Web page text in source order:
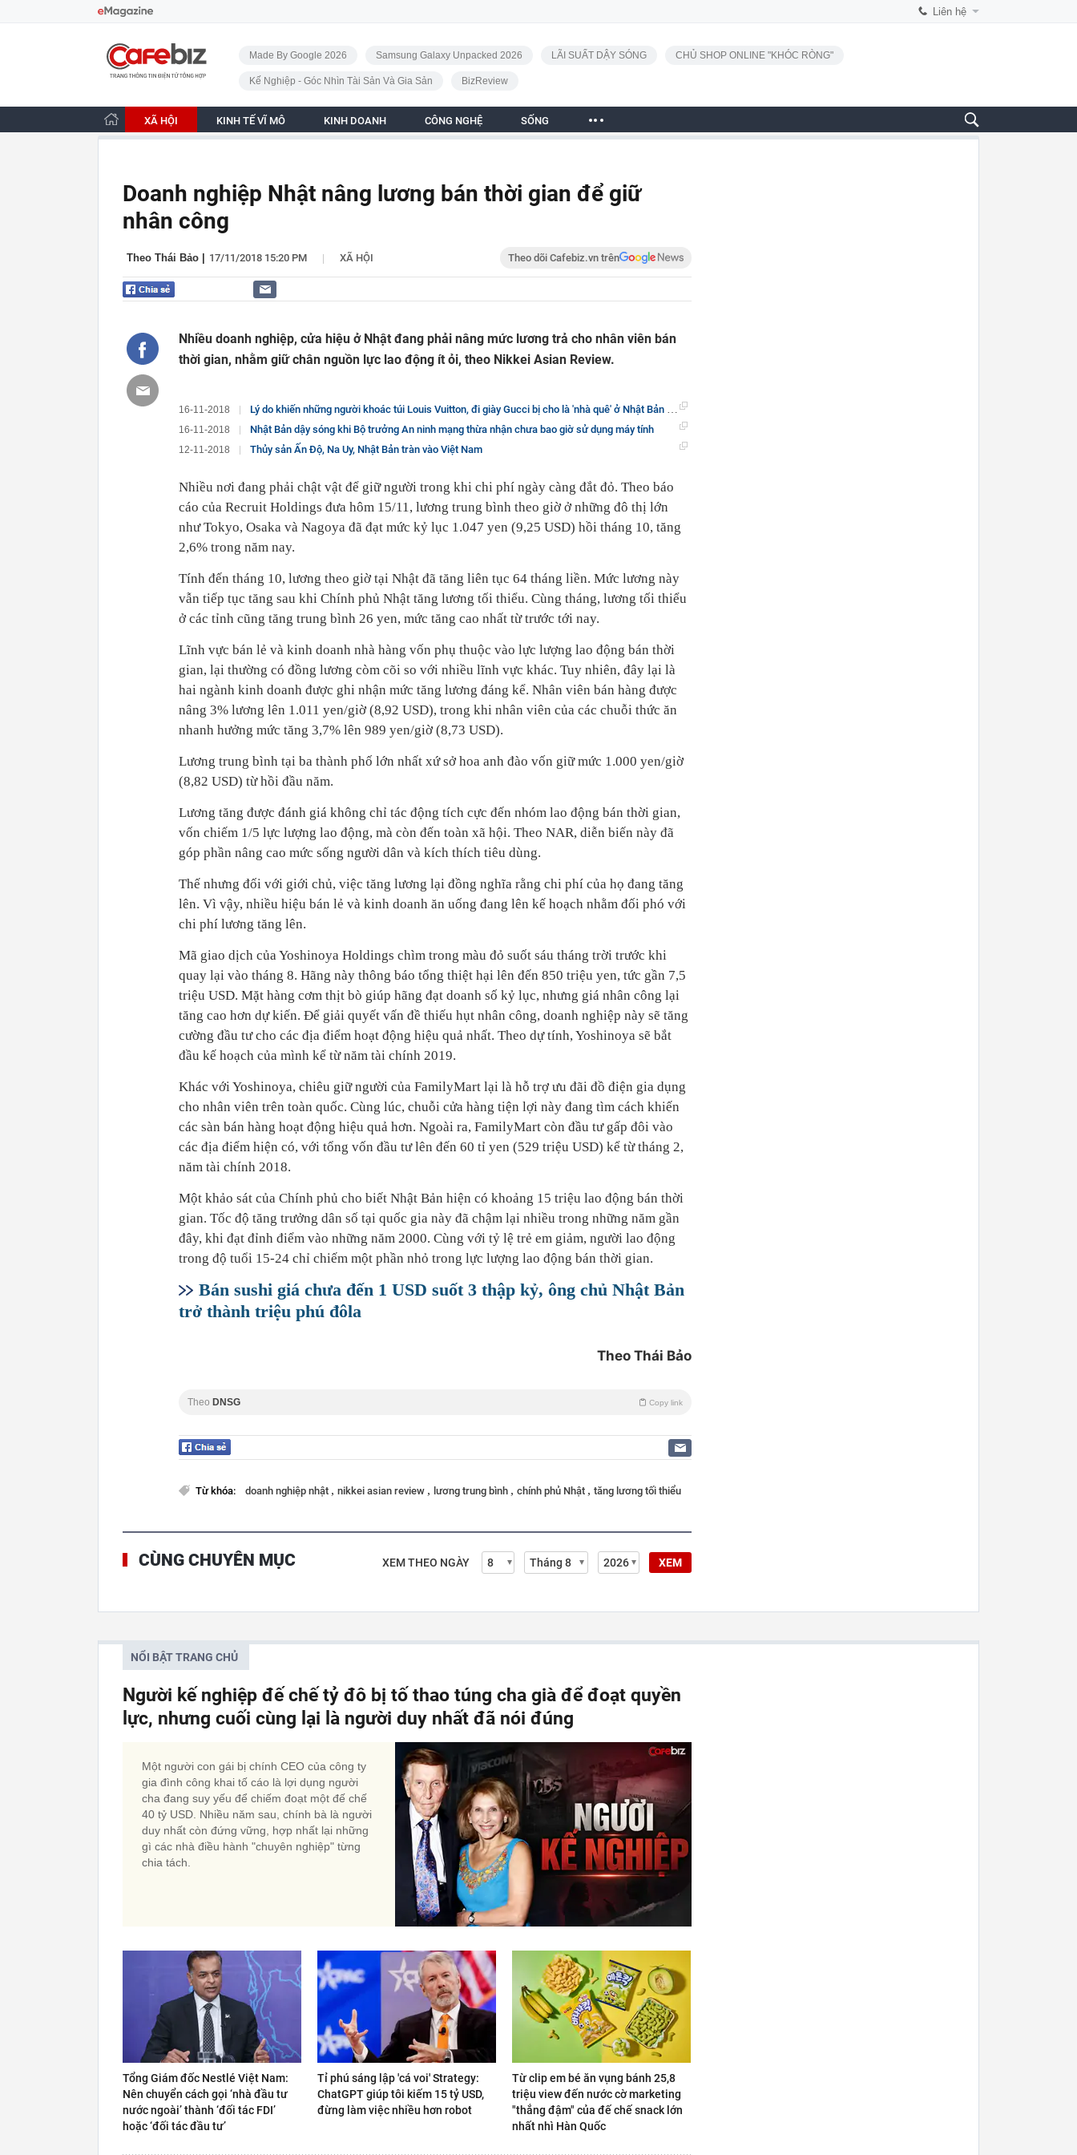
Liên hệ
CafeBiz - Trang chủ
Made By Google 2026 Samsung Galaxy Unpacked 2026 LÃI SUẤT DẬY SÓNG CHỦ SHOP ONLINE "KHÓC RÒNG"
Kế Nghiệp - Góc Nhìn Tài Sản Và Gia Sản BizReview
XÃ HỘI KINH TẾ VĨ MÔ KINH DOANH CÔNG NGHỆ SỐNG
Doanh nghiệp Nhật nâng lương bán thời gian để giữ
nhân công
Theo Thái Bảo 17/11/2018 15:20 PM | XÃ HỘI Theo dõi Cafebiz.vn trên
Nhiều doanh nghiệp, cửa hiệu ở Nhật đang phải nâng mức lương trả cho nhân viên bán
thời gian, nhằm giữ chân nguồn lực lao động ít ỏi, theo Nikkei Asian Review.
16-11-2018 Lý do khiến những người khoác túi Louis Vuitton, đi giày Gucci bị cho là 'nhà quê' ở Nhật Bản khiến cả thế giới phải giật mình
16-11-2018 Nhật Bản dậy sóng khi Bộ trưởng An ninh mạng thừa nhận chưa bao giờ sử dụng máy tính
12-11-2018 Thủy sản Ấn Độ, Na Uy, Nhật Bản tràn vào Việt Nam
Nhiều nơi đang phải chật vật để giữ người trong khi chi phí ngày càng đắt đỏ. Theo báo
cáo của Recruit Holdings đưa hôm 15/11, lương trung bình theo giờ ở những đô thị lớn
như Tokyo, Osaka và Nagoya đã đạt mức kỷ lục 1.047 yen (9,25 USD) hồi tháng 10, tăng
2,6% trong năm nay.
Tính đến tháng 10, lương theo giờ tại Nhật đã tăng liên tục 64 tháng liền. Mức lương này
vẫn tiếp tục tăng sau khi Chính phủ Nhật tăng lương tối thiểu. Cùng tháng, lương tối thiểu
ở các tỉnh cũng tăng trung bình 26 yen, mức tăng cao nhất từ trước tới nay.
Lĩnh vực bán lẻ và kinh doanh nhà hàng vốn phụ thuộc vào lực lượng lao động bán thời
gian, lại thường có đồng lương còm cõi so với nhiều lĩnh vực khác. Tuy nhiên, đây lại là
hai ngành kinh doanh được ghi nhận mức tăng lương đáng kể. Nhân viên bán hàng được
nâng 3% lương lên 1.011 yen/giờ (8,92 USD), trong khi nhân viên của các chuỗi thức ăn
nhanh hưởng mức tăng 3,7% lên 989 yen/giờ (8,73 USD).
Lương trung bình tại ba thành phố lớn nhất xứ sở hoa anh đào vốn giữ mức 1.000 yen/giờ
(8,82 USD) từ hồi đầu năm.
Lương tăng được đánh giá không chỉ tác động tích cực đến nhóm lao động bán thời gian,
vốn chiếm 1/5 lực lượng lao động, mà còn đến toàn xã hội. Theo NAR, diễn biến này đã
góp phần nâng cao mức sống người dân và kích thích tiêu dùng.
Thế nhưng đối với giới chủ, việc tăng lương lại đồng nghĩa rằng chi phí của họ đang tăng
lên. Vì vậy, nhiều hiệu bán lẻ và kinh doanh ăn uống đang lên kế hoạch nhằm đối phó với
chi phí lương tăng lên.
Mã giao dịch của Yoshinoya Holdings chìm trong màu đỏ suốt sáu tháng trời trước khi
quay lại vào tháng 8. Hãng này thông báo tổng thiệt hại lên đến 850 triệu yen, tức gần 7,5
triệu USD. Mặt hàng cơm thịt bò giúp hãng đạt doanh số kỷ lục, nhưng giá nhân công lại
tăng cao hơn dự kiến. Để giải quyết vấn đề thiếu hụt nhân công, doanh nghiệp này sẽ tăng
cường đầu tư cho các địa điểm hoạt động hiệu quả nhất. Theo dự tính, Yoshinoya sẽ bắt
đầu kế hoạch của mình kể từ năm tài chính 2019.
Khác với Yoshinoya, chiêu giữ người của FamilyMart lại là hỗ trợ ưu đãi đồ điện gia dụng
cho nhân viên trên toàn quốc. Cùng lúc, chuỗi cửa hàng tiện lợi này đang tìm cách khiến
các sàn bán hàng hoạt động hiệu quả hơn. Ngoài ra, FamilyMart còn đầu tư gấp đôi vào
các địa điểm hiện có, với tổng vốn đầu tư lên đến 60 tỉ yen (529 triệu USD) kể từ tháng 2,
năm tài chính 2018.
Một khảo sát của Chính phủ cho biết Nhật Bản hiện có khoảng 15 triệu lao động bán thời
gian. Tốc độ tăng trưởng dân số tại quốc gia này đã chậm lại nhiều trong những năm gần
đây, khi đạt đỉnh điểm vào những năm 2000. Cùng với tỷ lệ trẻ em giảm, người lao động
trong độ tuổi 15-24 chỉ chiếm một phần nhỏ trong lực lượng lao động bán thời gian.
Bán sushi giá chưa đến 1 USD suốt 3 thập kỷ, ông chủ Nhật Bản
trở thành triệu phú đôla
Theo Thái Bảo
Theo DNSG Copy link
Từ khóa: doanh nghiệp nhật , nikkei asian review , lương trung bình , chính phủ Nhật , tăng lương tối thiểu
CÙNG CHUYÊN MỤC XEM THEO NGÀY XEM
NỔI BẬT TRANG CHỦ
Người kế nghiệp đế chế tỷ đô bị tố thao túng cha già để đoạt quyền
lực, nhưng cuối cùng lại là người duy nhất đã nói đúng
Một người con gái bị chính CEO của công ty
gia đình công khai tố cáo là lợi dụng người
cha đang suy yếu để chiếm đoạt một đế chế
40 tỷ USD. Nhiều năm sau, chính bà là người
duy nhất còn đứng vững, hợp nhất lại những
gì các nhà điều hành "chuyên nghiệp" từng
chia tách.
Tổng Giám đốc Nestlé Việt Nam:
Nên chuyển cách gọi ‘nhà đầu tư
nước ngoài’ thành ‘đối tác FDI’
hoặc ‘đối tác đầu tư’
Tỉ phú sáng lập 'cá voi' Strategy:
ChatGPT giúp tôi kiếm 15 tỷ USD,
đừng làm việc nhiều hơn robot
Từ clip em bé ăn vụng bánh 25,8
triệu view đến nước cờ marketing
"thắng đậm" của đế chế snack lớn
nhất nhì Hàn Quốc